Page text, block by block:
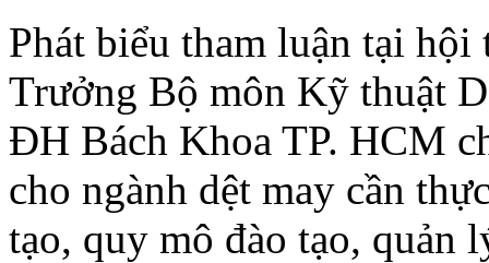
Phát biểu tham luận tại
Trưởng Bộ môn Kỹ thuật
ĐH Bách Khoa TP. HCM
cho ngành dệt may cần
tạo, quy mô đào tạo, quản